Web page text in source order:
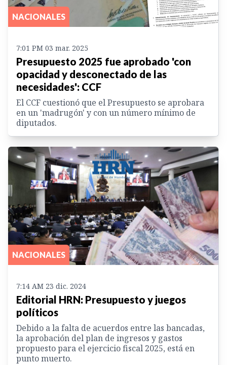
NACIONALES
7:01 PM 03 mar. 2025
Presupuesto 2025 fue aprobado 'con
opacidad y desconectado de las
necesidades': CCF
El CCF cuestionó que el Presupuesto se aprobara
en un 'madrugón' y con un número mínimo de
diputados.
NACIONALES
7:14 AM 23 dic. 2024
Editorial HRN: Presupuesto y juegos
políticos
Debido a la falta de acuerdos entre las bancadas,
la aprobación del plan de ingresos y gastos
propuesto para el ejercicio fiscal 2025, está en
punto muerto.